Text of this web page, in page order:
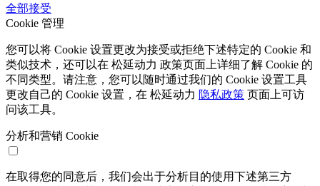
全部接受
Cookie 管理
您可以将 Cookie 设置更改为接受或拒绝下述特定的 Cookie 和
类似技术，还可以在 松延动力 政策页面上详细了解 Cookie 的
不同类型。请注意，您可以随时通过我们的 Cookie 设置工具
更改自己的 Cookie 设置，在 松延动力 隐私政策 页面上可访
问该工具。
分析和营销 Cookie
在取得您的同意后，我们会出于分析目的使用下述第三方